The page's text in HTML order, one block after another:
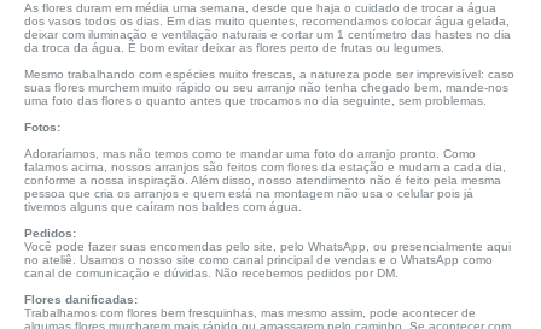
As flores duram em média uma semana, desde que haja o cuidado de trocar a água
dos vasos todos os dias. Em dias muito quentes, recomendamos colocar água gelada,
deixar com iluminação e ventilação naturais e cortar um 1 centímetro das hastes no dia
da troca da água. É bom evitar deixar as flores perto de frutas ou legumes.
Mesmo trabalhando com espécies muito frescas, a natureza pode ser imprevisível: caso
suas flores murchem muito rápido ou seu arranjo não tenha chegado bem, mande-nos
uma foto das flores o quanto antes que trocamos no dia seguinte, sem problemas.
Fotos:
Adoraríamos, mas não temos como te mandar uma foto do arranjo pronto. Como
falamos acima, nossos arranjos são feitos com flores da estação e mudam a cada dia,
conforme a nossa inspiração. Além disso, nosso atendimento não é feito pela mesma
pessoa que cria os arranjos e quem está na montagem não usa o celular pois já
tivemos alguns que caíram nos baldes com água.
Pedidos:
Você pode fazer suas encomendas pelo site, pelo WhatsApp, ou presencialmente aqui
no ateliê. Usamos o nosso site como canal principal de vendas e o WhatsApp como
canal de comunicação e dúvidas. Não recebemos pedidos por DM.
Flores danificadas:
Trabalhamos com flores bem fresquinhas, mas mesmo assim, pode acontecer de
algumas flores murcharem mais rápido ou amassarem pelo caminho. Se acontecer com